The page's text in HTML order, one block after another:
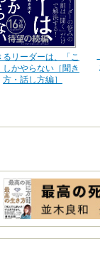
るリーダーは、「こ
しかやらない［聞き
方・話し方編］